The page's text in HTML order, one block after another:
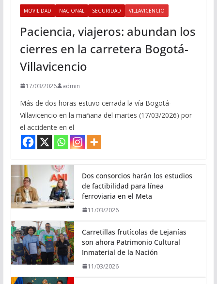
MOVILIDAD NACIONAL SEGURIDAD VILLAVICENCIO
Paciencia, viajeros: abundan los
cierres en la carretera Bogotá-
Villavicencio
17/03/2026 admin
Más de dos horas estuvo cerrada la vía Bogotá-
Villavicencio en la mañana del martes (17/03/2026) por
el accidente en el
Dos consorcios harán los estudios
de factibilidad para línea
ferroviaria en el Meta
11/03/2026
Carretillas frutícolas de Lejanías
son ahora Patrimonio Cultural
Inmaterial de la Nación
11/03/2026